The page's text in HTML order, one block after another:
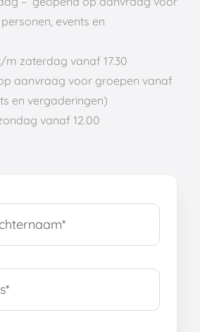
events en
m zaterdag vanaf 17.30
aanvraag voor groepen vanaf
en vergaderingen)
vanaf 12.00